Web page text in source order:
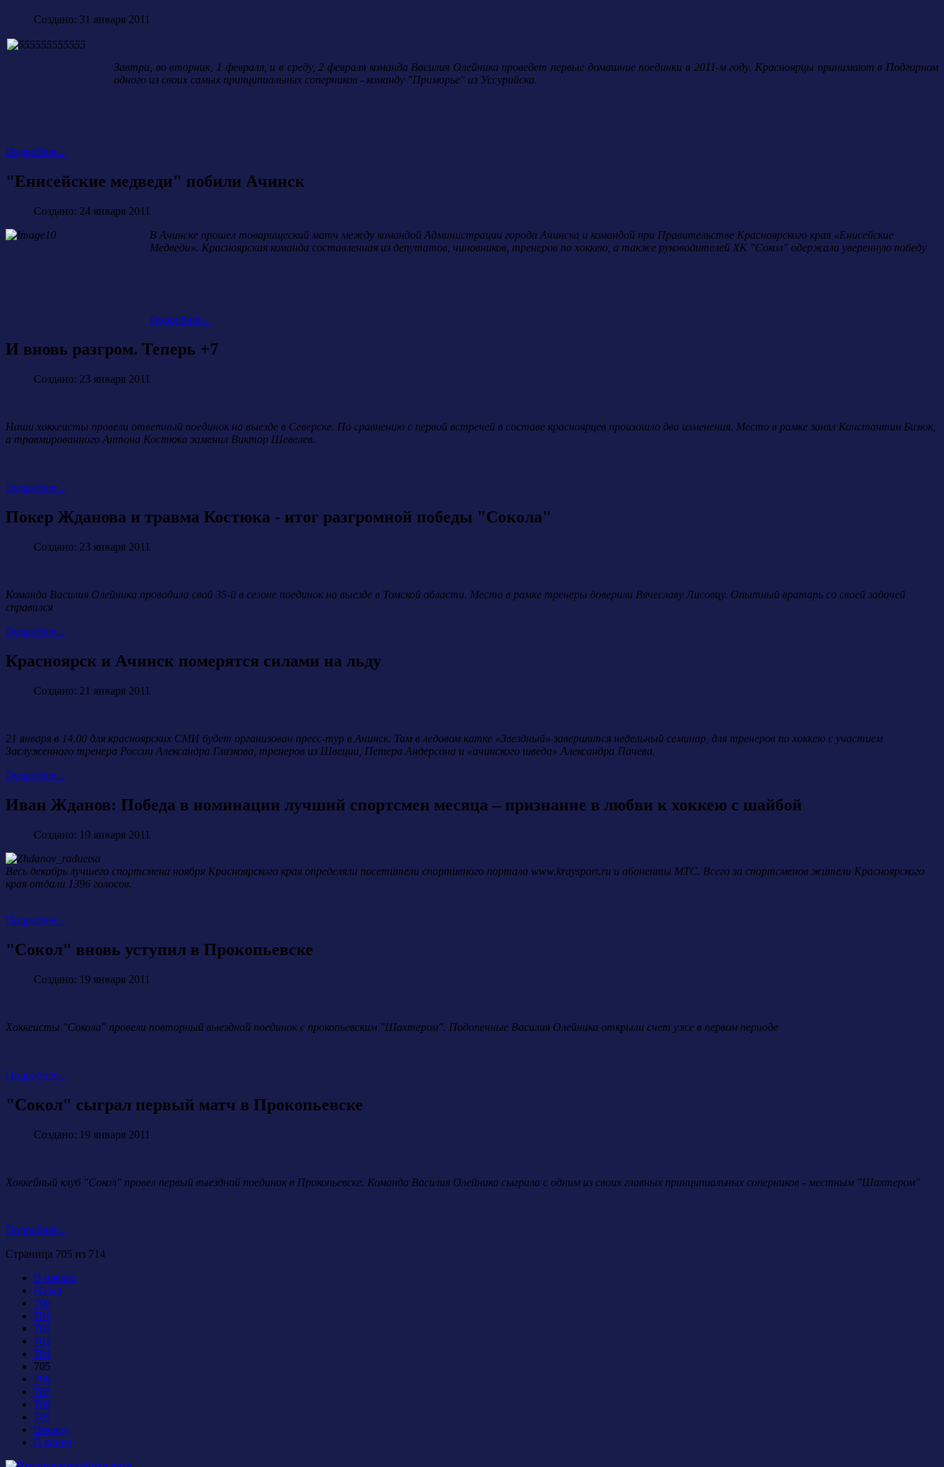
Создано: 31 января 2011
Завтра, во вторник, 1 февраля, и в среду, 2 февраля команда Василия Олейника проведет первые домашние поединки в 2011-м году. Красноярцы принимают в Подгорном
одного из своих самых принципиальных соперников - команду "Приморье" из Уссурийска.
Подробнее...
"Енисейские медведи" побили Ачинск
Создано: 24 января 2011
В Ачинске прошел товарищеский матч между командой Администрации города Ачинска и командой при Правительстве Красноярского края «Енисейские
Медведи». Красноярская команда составленная из депутатов, чиновников, тренеров по хоккею, а также руководителей ХК "Сокол" одержала уверенную победу
Подробнее...
И вновь разгром. Теперь +7
Создано: 23 января 2011
Наши хоккеисты провели ответный поединок на выезде в Северске. По сравнению с первой встречей в составе красноярцев произошло два изменения. Место в рамке занял Константин Бизюк,
а травмированного Антона Костюка заменил Виктор Шевелев.
Подробнее...
Покер Жданова и травма Костюка - итог разгромной победы "Сокола"
Создано: 23 января 2011
Команда Василия Олейника проводила свой 35-й в сезоне поединок на выезде в Томской области. Место в рамке тренеры доверили Вячеславу Лисовцу. Опытный вратарь со своей задачей
справился
Подробнее...
Красноярск и Ачинск померятся силами на льду
Создано: 21 января 2011
21 января в 14.00 для красноярских СМИ будет организован пресс-тур в Ачинск. Там в ледовом катке «Звездный» завершится недельный семинар, для тренеров по хоккею с участием
Заслуженного тренера России Александра Глазкова, тренеров из Швеции, Петера Андерсона и «ачинского шведа» Александра Пачева.
Подробнее...
Иван Жданов: Победа в номинации лучший спортсмен месяца – признание в любви к хоккею с шайбой
Создано: 19 января 2011
Весь декабрь лучшего спортсмена ноября Красноярского края определяли посетители спортивного портала www.kraysport.ru и абоненты МТС. Всего за спортсменов жители Красноярского
края отдали 1396 голосов.
Подробнее...
"Сокол" вновь уступил в Прокопьевске
Создано: 19 января 2011
Хоккеисты "Сокола" провели повторный выездной поединок с прокопьевским "Шахтером". Подопечные Василия Олейника открыли счет уже в первом периоде
Подробнее...
"Сокол" сыграл первый матч в Прокопьевске
Создано: 19 января 2011
Хоккейный клуб "Сокол" провел первый выездной поединок в Прокопьевске. Команда Василия Олейника сыграла с одним из своих главных принципиальных соперников - местным "Шахтером"
Подробнее...
Страница 705 из 714
В начало
Назад
700
701
702
703
704
705
706
707
708
709
Вперед
В конец